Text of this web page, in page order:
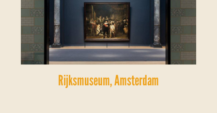
Rijksmuseum, Amsterdam